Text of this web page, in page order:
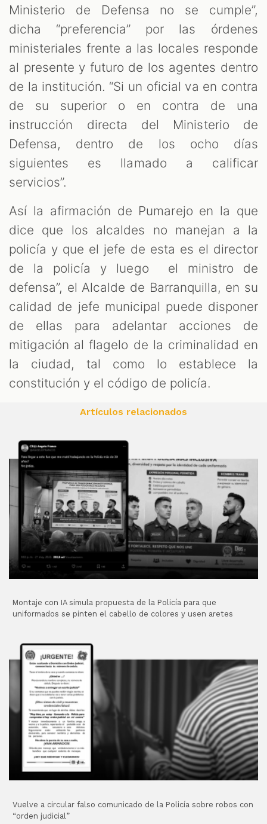
Ministerio de Defensa no se cumple”,
dicha “preferencia” por las órdenes
ministeriales frente a las locales responde
al presente y futuro de los agentes dentro
de la institución. “Si un oficial va en contra
de su superior o en contra de una
instrucción directa del Ministerio de
Defensa, dentro de los ocho días
siguientes es llamado a calificar
servicios”.
Así la afirmación de Pumarejo en la que
dice que los alcaldes no manejan a la
policía y que el jefe de esta es el director
de la policía y luego el ministro de
defensa”, el Alcalde de Barranquilla, en su
calidad de jefe municipal puede disponer
de ellas para adelantar acciones de
mitigación al flagelo de la criminalidad en
la ciudad, tal como lo establece la
constitución y el código de policía.
Artículos relacionados
Montaje con IA simula propuesta de la Policía para que
uniformados se pinten el cabello de colores y usen aretes
Vuelve a circular falso comunicado de la Policía sobre robos con
“orden judicial”